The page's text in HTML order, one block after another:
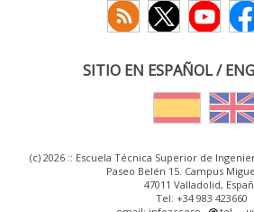
SITIO EN ESPAÑOL /
(c) 2026 :: Escuela Técnica Superior de
Paseo Belén 15. Campus
47011 Valladolid,
Tel: +34 983 423660